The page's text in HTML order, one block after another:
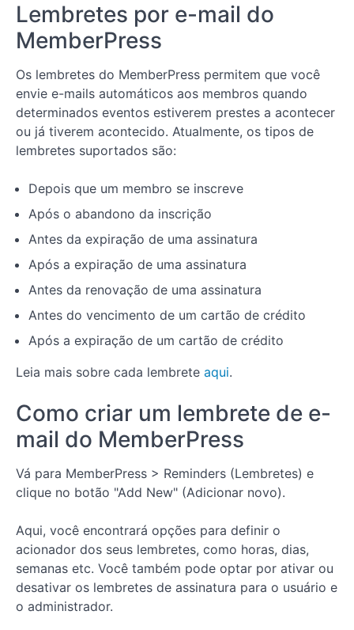
em seu site
de
associação
Como criar
um
Membership
Group e
uma página
de preços
adicionar
um link
de
inscrição
e login
ao seu
menu
Lição 9:
Métodos de
de conteúdo
Lição 10:
Como
lembretes de
e-mail do
MemberPress
Como criar
MemberPress
Lição 12:
Como criar
um curso on-
line com o
complemento
de curso
MemberPress
Lembretes por e-mail do
MemberPress
Os lembretes do MemberPress permitem que você
envie e-mails automáticos aos membros quando
determinados eventos estiverem prestes a acontecer
ou já tiverem acontecido. Atualmente, os tipos de
lembretes suportados são:
Depois que um membro se inscreve
Após o abandono da inscrição
Antes da expiração de uma assinatura
Após a expiração de uma assinatura
Antes da renovação de uma assinatura
Antes do vencimento de um cartão de crédito
Após a expiração de um cartão de crédito
Leia mais sobre cada lembrete aqui.
Como criar um lembrete de e-
mail do MemberPress
Vá para MemberPress > Reminders (Lembretes) e
clique no botão "Add New" (Adicionar novo).
Aqui, você encontrará opções para definir o
acionador dos seus lembretes, como horas, dias,
semanas etc. Você também pode optar por ativar ou
desativar os lembretes de assinatura para o usuário e
o administrador.